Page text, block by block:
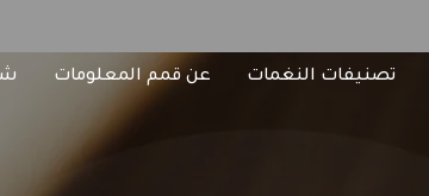
تصنيفات النغمات عن قمم المعلومات